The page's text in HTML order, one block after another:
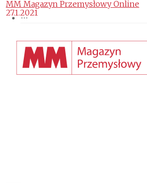
MM Magazyn Przemysłowy Online
27.1.2021